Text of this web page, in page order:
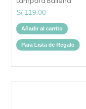
S/ 119.00
Añadir al carrito
Para Lista de Regalo